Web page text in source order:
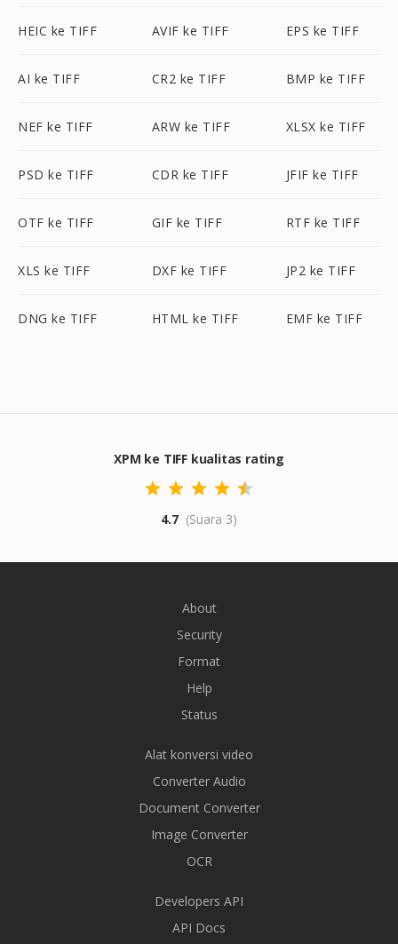
HEIC ke TIFF AVIF ke TIFF EPS ke TIFF
AI ke TIFF CR2 ke TIFF BMP ke TIFF
NEF ke TIFF ARW ke TIFF XLSX ke TIFF
PSD ke TIFF CDR ke TIFF JFIF ke TIFF
OTF ke TIFF GIF ke TIFF RTF ke TIFF
XLS ke TIFF DXF ke TIFF JP2 ke TIFF
DNG ke TIFF HTML ke TIFF EMF ke TIFF
XPM ke TIFF kualitas rating
4.7 (Suara 3)
About
Security
Format
Help
Status
Alat konversi video
Converter Audio
Document Converter
Image Converter
OCR
Developers API
API Docs